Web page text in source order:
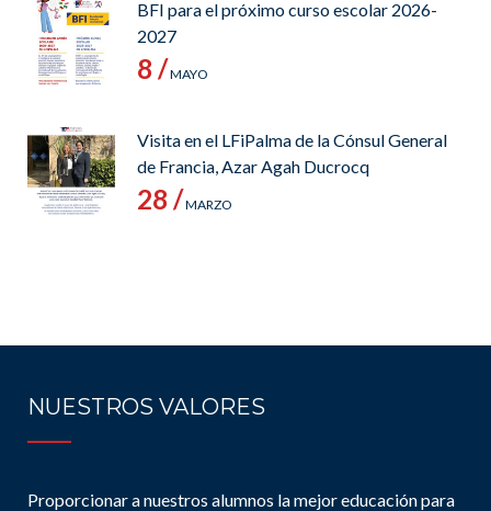
BFI para el próximo curso escolar 2026-
2027
8 /MAYO
Visita en el LFiPalma de la Cónsul General
de Francia, Azar Agah Ducrocq
28 /MARZO
NUESTROS VALORES
Proporcionar a nuestros alumnos la mejor educación para